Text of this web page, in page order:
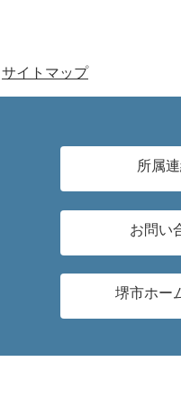
サイトマップ
所属
お問い
堺市ホー